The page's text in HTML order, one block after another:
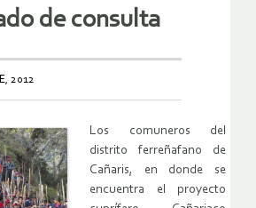
de consulta
2012
Los comuneros del
distrito ferreñafano de
Cañaris, en donde se
encuentra el proyecto